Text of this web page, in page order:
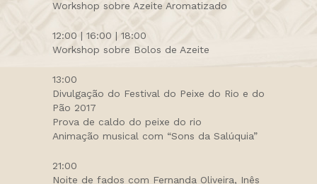
Workshop sobre Azeite Aromatizado
12:00 | 16:00 | 18:00
Workshop sobre Bolos de Azeite
13:00
Divulgação do Festival do Peixe do Rio e do
Pão 2017
Prova de caldo do peixe do rio
Animação musical com “Sons da Salúquia”
21:00
Noite de fados com Fernanda Oliveira, Inês